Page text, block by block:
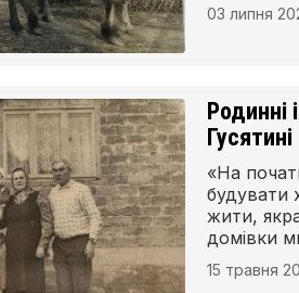
Галина
03 липня
Родинні
Гусятині
«На
будувати
жити,
домівки
коли мені
15 травня